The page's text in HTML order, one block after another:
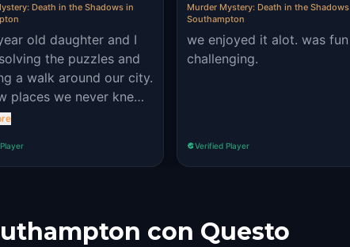
Death in the Shadows in
old daughter and I
the puzzles and
a walk around our city.
places we never knew
Murder Mystery: Death in the
Southampton
we enjoyed it alot. was
challenging.
Verified Player
con Questo